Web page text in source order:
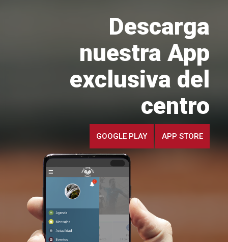
Descarga
nuestra App
exclusiva del
centro
GOOGLE PLAY APP STORE